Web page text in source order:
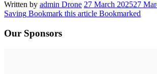
Written by admin Drone 27 March 202527
Saving Bookmark this article Bookmarked
Our Sponsors